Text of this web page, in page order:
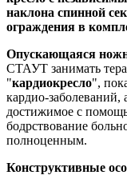
наклона спинной
ограждения в
Опускающаяся
СТАУТ занимать
"кардиокресло",
кардио-заболеваний,
достижимое с
бодрствование
полноценным.
Конструктивные